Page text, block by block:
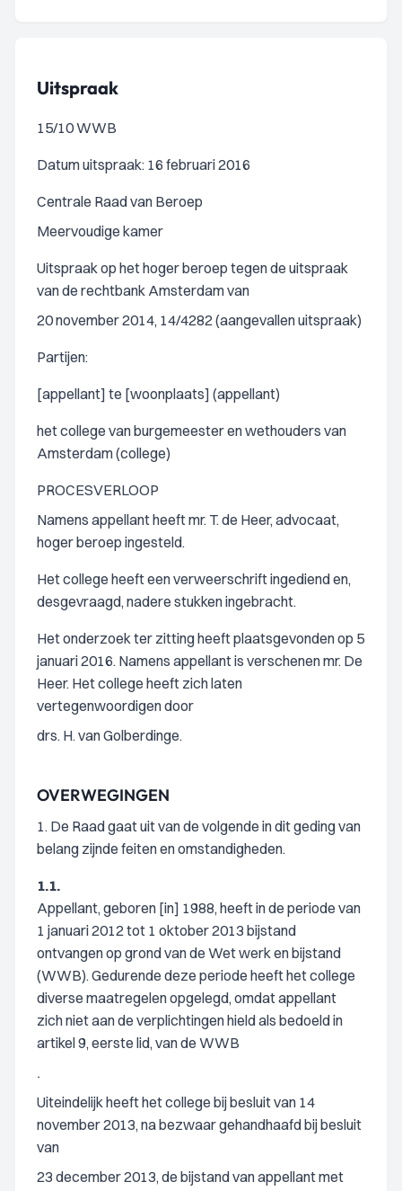
Uitspraak
15/10 WWB
Datum uitspraak: 16 februari 2016
Centrale Raad van Beroep
Meervoudige kamer
Uitspraak op het hoger beroep tegen de uitspraak
van de rechtbank Amsterdam van
20 november 2014, 14/4282 (aangevallen uitspraak)
Partijen:
[appellant] te [woonplaats] (appellant)
het college van burgemeester en wethouders van
Amsterdam (college)
PROCESVERLOOP
Namens appellant heeft mr. T. de Heer, advocaat,
hoger beroep ingesteld.
Het college heeft een verweerschrift ingediend en,
desgevraagd, nadere stukken ingebracht.
Het onderzoek ter zitting heeft plaatsgevonden op 5
januari 2016. Namens appellant is verschenen mr. De
Heer. Het college heeft zich laten
vertegenwoordigen door
drs. H. van Golberdinge.
OVERWEGINGEN
1. De Raad gaat uit van de volgende in dit geding van
belang zijnde feiten en omstandigheden.
1.1.
Appellant, geboren [in] 1988, heeft in de periode van
1 januari 2012 tot 1 oktober 2013 bijstand
ontvangen op grond van de Wet werk en bijstand
(WWB). Gedurende deze periode heeft het college
diverse maatregelen opgelegd, omdat appellant
zich niet aan de verplichtingen hield als bedoeld in
artikel 9, eerste lid, van de WWB
.
Uiteindelijk heeft het college bij besluit van 14
november 2013, na bezwaar gehandhaafd bij besluit
van
23 december 2013, de bijstand van appellant met